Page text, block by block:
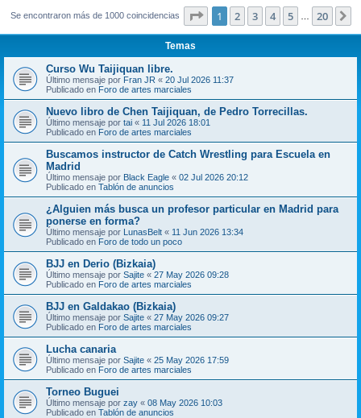
Se encontraron más de 1000 coincidencias Página de 20
1 2 3 4 5 20
Temas
Curso Wu Taijiquan libre.
Último mensaje por Fran JR « 20 Jul 2026 11:37
Publicado en Foro de artes marciales
Nuevo libro de Chen Taijiquan, de Pedro Torrecillas.
Último mensaje por tai « 11 Jul 2026 18:01
Publicado en Foro de artes marciales
Buscamos instructor de Catch Wrestling para Escuela en
Madrid
Último mensaje por Black Eagle « 02 Jul 2026 20:12
Publicado en Tablón de anuncios
¿Alguien más busca un profesor particular en Madrid para
ponerse en forma?
Último mensaje por LunasBelt « 11 Jun 2026 13:34
Publicado en Foro de todo un poco
BJJ en Derio (Bizkaia)
Último mensaje por Sajite « 27 May 2026 09:28
Publicado en Foro de artes marciales
BJJ en Galdakao (Bizkaia)
Último mensaje por Sajite « 27 May 2026 09:27
Publicado en Foro de artes marciales
Lucha canaria
Último mensaje por Sajite « 25 May 2026 17:59
Publicado en Foro de artes marciales
Torneo Buguei
Último mensaje por zay « 08 May 2026 10:03
Publicado en Tablón de anuncios